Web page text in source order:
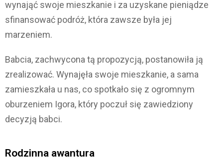
wynająć swoje mieszkanie i za uzyskane pieniądze
sfinansować podróż, która zawsze była jej
marzeniem.
Babcia, zachwycona tą propozycją, postanowiła ją
zrealizować. Wynajęła swoje mieszkanie, a sama
zamieszkała u nas, co spotkało się z ogromnym
oburzeniem Igora, który poczuł się zawiedziony
decyzją babci.
Rodzinna awantura